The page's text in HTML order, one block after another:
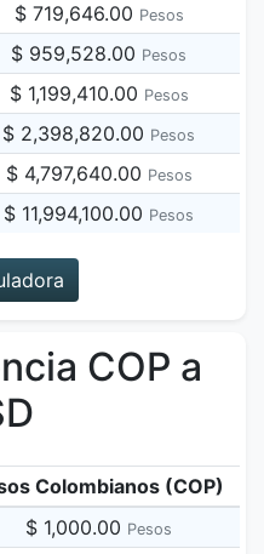
$ 719,646.00 Pesos
$ 959,528.00 Pesos
$ 1,199,410.00 Pesos
$ 2,398,820.00 Pesos
$ 4,797,640.00 Pesos
$ 11,994,100.00 Pesos
COP a
Colombianos (COP)
$ 1,000.00 Pesos